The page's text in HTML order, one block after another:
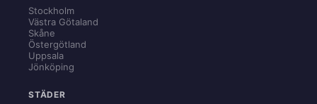
Stockholm
Västra Götaland
Skåne
Östergötland
Uppsala
Jönköping
STÄDER